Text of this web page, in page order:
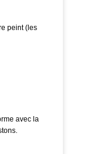
peint (les
avec la